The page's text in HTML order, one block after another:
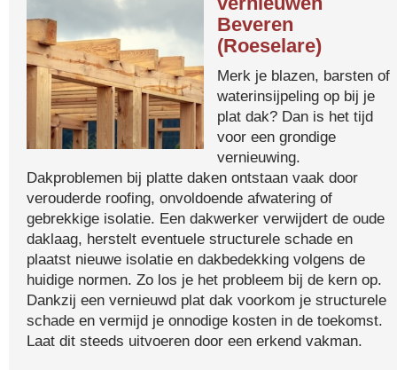
Beveren
(Roeselare)
Merk je blazen, barsten of
waterinsijpeling op bij je
plat dak? Dan is het tijd
voor een grondige
vernieuwing.
Dakproblemen bij platte daken ontstaan vaak door
verouderde roofing, onvoldoende afwatering of
gebrekkige isolatie. Een dakwerker verwijdert de oude
daklaag, herstelt eventuele structurele schade en
plaatst nieuwe isolatie en dakbedekking volgens de
huidige normen. Zo los je het probleem bij de kern op.
Dankzij een vernieuwd plat dak voorkom je structurele
schade en vermijd je onnodige kosten in de toekomst.
Laat dit steeds uitvoeren door een erkend vakman.